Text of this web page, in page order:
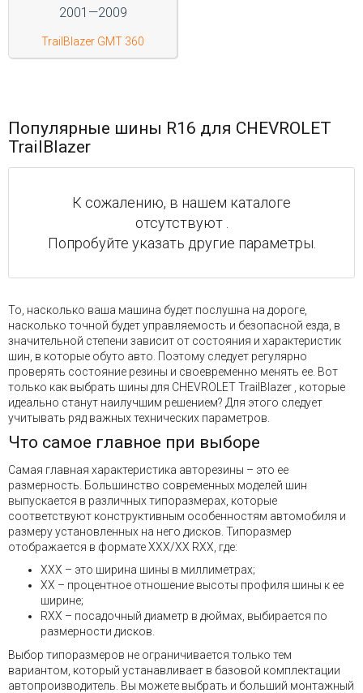
9:00
C
9:00
2001—2009
TrailBlazer GMT 360
Популярные шины R16 для CHEVROLET
TrailBlazer
К сожалению, в нашем каталоге
отсутствуют .
Попробуйте указать другие параметры.
То, насколько ваша машина будет послушна на дороге,
насколько точной будет управляемость и безопасной езда, в
значительной степени зависит от состояния и характеристик
шин, в которые обуто авто. Поэтому следует регулярно
проверять состояние резины и своевременно менять ее. Вот
только как выбрать шины для CHEVROLET TrailBlazer , которые
идеально станут наилучшим решением? Для этого следует
учитывать ряд важных технических параметров.
Что самое главное при выборе
Самая главная характеристика авторезины – это ее
размерность. Большинство современных моделей шин
выпускается в различных типоразмерах, которые
соответствуют конструктивным особенностям автомобиля и
размеру установленных на него дисков. Типоразмер
отображается в формате XXX/XX RXX, где:
XXX – это ширина шины в миллиметрах;
XX – процентное отношение высоты профиля шины к ее
ширине;
RXX – посадочный диаметр в дюймах, выбирается по
размерности дисков.
Выбор типоразмеров не ограничивается только тем
вариантом, который устанавливает в базовой комплектации
автопроизводитель. Вы можете выбрать и больший монтажный